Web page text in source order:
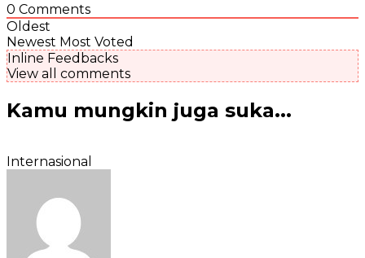
0 Comments
Oldest
Newest Most Voted
Inline Feedbacks
View all comments
Kamu mungkin juga suka...
Internasional